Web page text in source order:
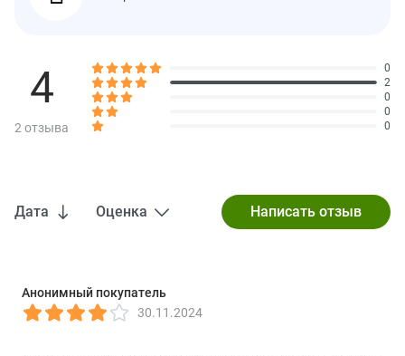
Смесь протеазы SP Plus
(4 штамма)
95 000 HUT †
Глюкоамилаза
Бета-глюканаза
†
Бромелаин
липаза
3000 FIP
Дата Оценка
Анонимный покупатель
30.11.2024
4
2 отзыва
0
2
0
0
0